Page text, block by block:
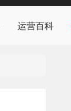
运营百科